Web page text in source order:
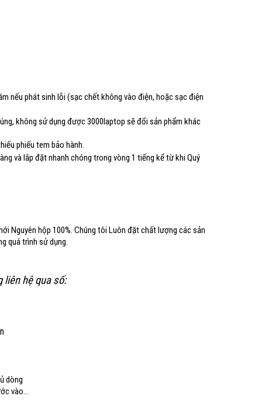
nếu phát sinh lỗi (sạc chết không vào điện, hoặc sạc điện
không sử dụng được 3000laptop sẽ đổi sản phẩm khác
phiếu tem bảo hành.
và lắp đặt nhanh chóng trong vòng 1 tiếng kể từ khi Quý
Nguyên hộp 100%. Chúng tôi Luôn đặt chất lượng các sản
quá trình sử dụng.
liên hệ qua số:
dòng
vào…